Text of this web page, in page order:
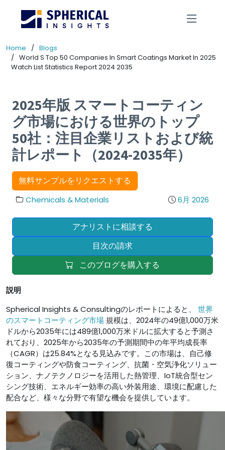
Home
Blogs
World S Top 50 Companies In Smart Coatings Market In 2025
Watch List Statistics Report 2024 2035
2025年版 スマートコーティン
グ市場における世界のトップ
50社：注目企業リストおよび統
計レポート（2024-2035年）
無料サンプルをリクエストする
Chemicals & Materials 6月 2026
アナリストに相談する
目次の請求
このブログを購入する
説明
Spherical Insights & Consultingのレポートによると、 世界
のスマートコーティング市場 規模は、2024年の49億1,000万米
ドルから2035年には489億1,000万米ドルに拡大すると予測さ
れており、2025年から2035年の予測期間中の年平均成長率
（CAGR）は25.84%となる見込みです。この市場は、自己修
復コーティングや防食コーティング、抗菌・空気浄化ソリュー
ション、ナノテクノロジーを活用した熱管理、IoT統合型セン
シング技術、エネルギー効率の高い外装用途、環境に配慮した
配合など、様々な分野で有望な機会を提供しています。